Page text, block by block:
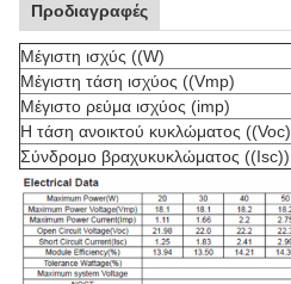
Προδιαγραφές
Μέγιστη ισχύς ((W)
Μέγιστη τάση ισχύος ((Vmp)
Μέγιστο ρεύμα ισχύος (imp)
Η τάση ανοικτού κυκλώματος ((Voc)
Σύνδρομο βραχυκυκλώματος ((Isc))